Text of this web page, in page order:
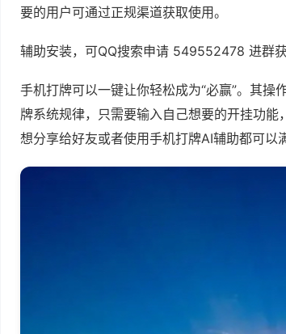
要的用户可通过正规渠道获取使用。
辅助安装，可QQ搜索申请 549552478 进群
手机打牌可以一键让你轻松成为“必赢”。其
牌系统规律，只需要输入自己想要的开挂功
想分享给好友或者使用手机打牌AI辅助都可以